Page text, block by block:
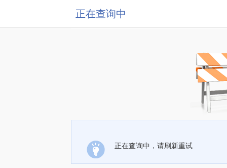
正在查询中
正在查询中，请刷新重试